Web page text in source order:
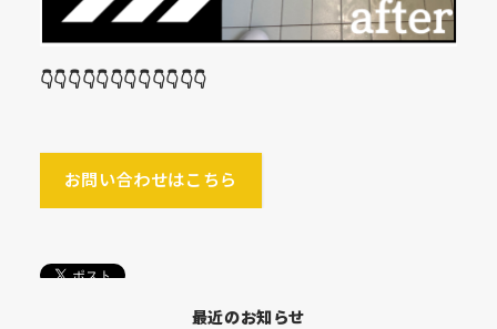
👇👇👇👇👇👇👇👇👇👇👇👇
お問い合わせはこちら
最近のお知らせ